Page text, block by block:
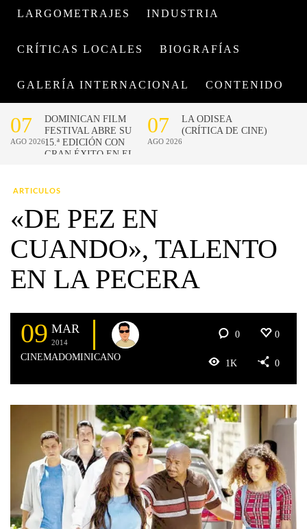
LARGOMETRAJES INDUSTRIA
CRÍTICAS LOCALES BIOGRAFÍAS
GALERÍA INTERNACIONAL CONTENIDO
ARTICULOS
«DE PEZ EN
CUANDO», TALENTO
EN LA PECERA
09 MAR
2014
CINEMADOMINICANO
0 0
1K 0